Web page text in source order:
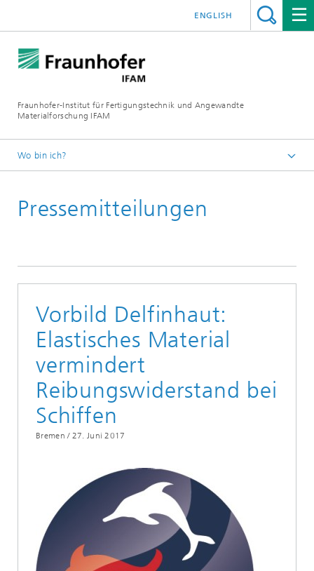
Fraunhofer-Institut für Fertigungstechnik und Angewandte
Materialforschung IFAM
ENGLISH
Wo bin ich?
Pressemitteilungen
Vorbild Delfinhaut:
Elastisches Material
vermindert
Reibungswiderstand bei
Schiffen
Bremen / 27. Juni 2017